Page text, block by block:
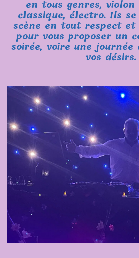
en tous genres, violon
classique, électro. Ils
scène en tout respect
pour vous proposer un
soirée, voire une journée
vos désirs.